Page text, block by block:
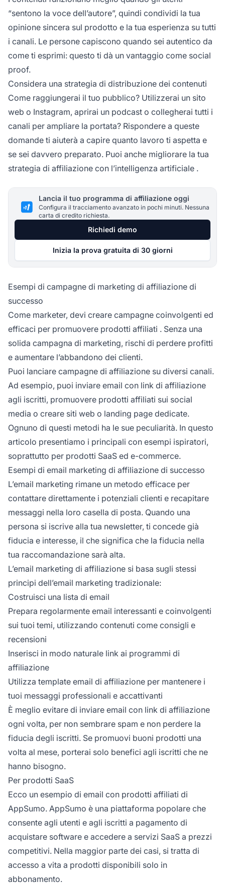
“sentono la voce dell’autore”, quindi condividi la tua
opinione sincera sul prodotto e la tua esperienza su tutti
i canali. Le persone capiscono quando sei autentico da
come ti esprimi: questo ti dà un vantaggio come social
proof.
Considera una strategia di distribuzione dei contenuti
Come raggiungerai il tuo pubblico? Utilizzerai un sito
web o Instagram, aprirai un podcast o collegherai tutti i
canali per ampliare la portata? Rispondere a queste
domande ti aiuterà a capire quanto lavoro ti aspetta e
se sei davvero preparato. Puoi anche migliorare la tua
strategia di affiliazione con l’intelligenza artificiale .
Lancia il tuo programma di affiliazione oggi
Configura il tracciamento avanzato in pochi minuti. Nessuna
carta di credito richiesta.
Richiedi demo
Inizia la prova gratuita di 30 giorni
Esempi di campagne di marketing di affiliazione di
successo
Come marketer, devi creare campagne coinvolgenti ed
efficaci per promuovere prodotti affiliati . Senza una
solida campagna di marketing, rischi di perdere profitti
e aumentare l’abbandono dei clienti.
Puoi lanciare campagne di affiliazione su diversi canali.
Ad esempio, puoi inviare email con link di affiliazione
agli iscritti, promuovere prodotti affiliati sui social
media o creare siti web o landing page dedicate.
Ognuno di questi metodi ha le sue peculiarità. In questo
articolo presentiamo i principali con esempi ispiratori,
soprattutto per prodotti SaaS ed e-commerce.
Esempi di email marketing di affiliazione di successo
L’email marketing rimane un metodo efficace per
contattare direttamente i potenziali clienti e recapitare
messaggi nella loro casella di posta. Quando una
persona si iscrive alla tua newsletter, ti concede già
fiducia e interesse, il che significa che la fiducia nella
tua raccomandazione sarà alta.
L’email marketing di affiliazione si basa sugli stessi
principi dell’email marketing tradizionale:
Costruisci una lista di email
Prepara regolarmente email interessanti e coinvolgenti
sui tuoi temi, utilizzando contenuti come consigli e
recensioni
Inserisci in modo naturale link ai programmi di
affiliazione
Utilizza template email di affiliazione per mantenere i
tuoi messaggi professionali e accattivanti
È meglio evitare di inviare email con link di affiliazione
ogni volta, per non sembrare spam e non perdere la
fiducia degli iscritti. Se promuovi buoni prodotti una
volta al mese, porterai solo benefici agli iscritti che ne
hanno bisogno.
Per prodotti SaaS
Ecco un esempio di email con prodotti affiliati di
AppSumo. AppSumo è una piattaforma popolare che
consente agli utenti e agli iscritti a pagamento di
acquistare software e accedere a servizi SaaS a prezzi
competitivi. Nella maggior parte dei casi, si tratta di
accesso a vita a prodotti disponibili solo in
abbonamento.